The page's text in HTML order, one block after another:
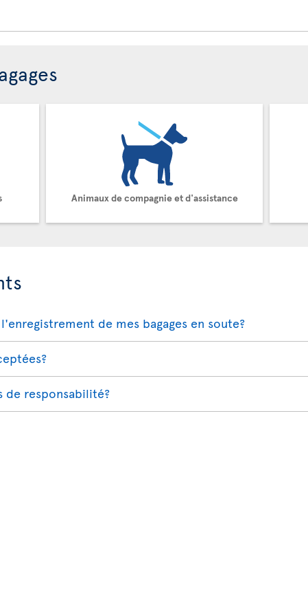
Animaux de compagnie et d'assistance
de mes bagages en soute?
de responsabilité?